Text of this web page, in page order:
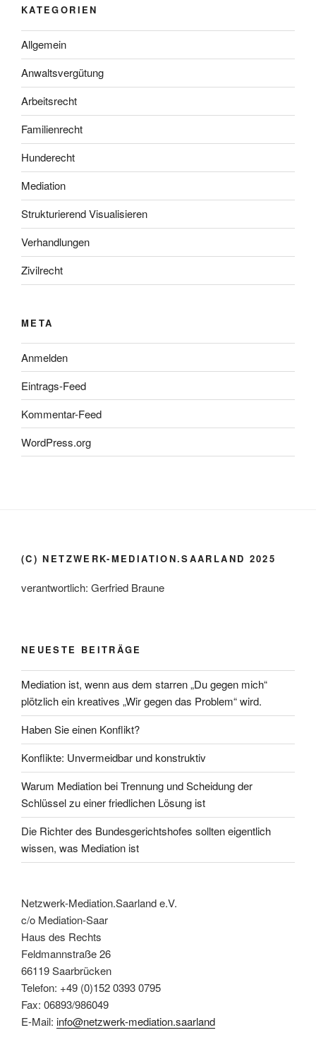
KATEGORIEN
Allgemein
Anwaltsvergütung
Arbeitsrecht
Familienrecht
Hunderecht
Mediation
Strukturierend Visualisieren
Verhandlungen
Zivilrecht
META
Anmelden
Eintrags-Feed
Kommentar-Feed
WordPress.org
(C) NETZWERK-MEDIATION.SAARLAND 2025
verantwortlich: Gerfried Braune
NEUESTE BEITRÄGE
Mediation ist, wenn aus dem starren „Du gegen mich“
plötzlich ein kreatives „Wir gegen das Problem“ wird.
Haben Sie einen Konflikt?
Konflikte: Unvermeidbar und konstruktiv
Warum Mediation bei Trennung und Scheidung der
Schlüssel zu einer friedlichen Lösung ist
Die Richter des Bundesgerichtshofes sollten eigentlich
wissen, was Mediation ist
Netzwerk-Mediation.Saarland e.V.
c/o Mediation-Saar
Haus des Rechts
Feldmannstraße 26
66119 Saarbrücken
Telefon: +49 (0)152 0393 0795
Fax: 06893/986049
E-Mail: info@netzwerk-mediation.saarland